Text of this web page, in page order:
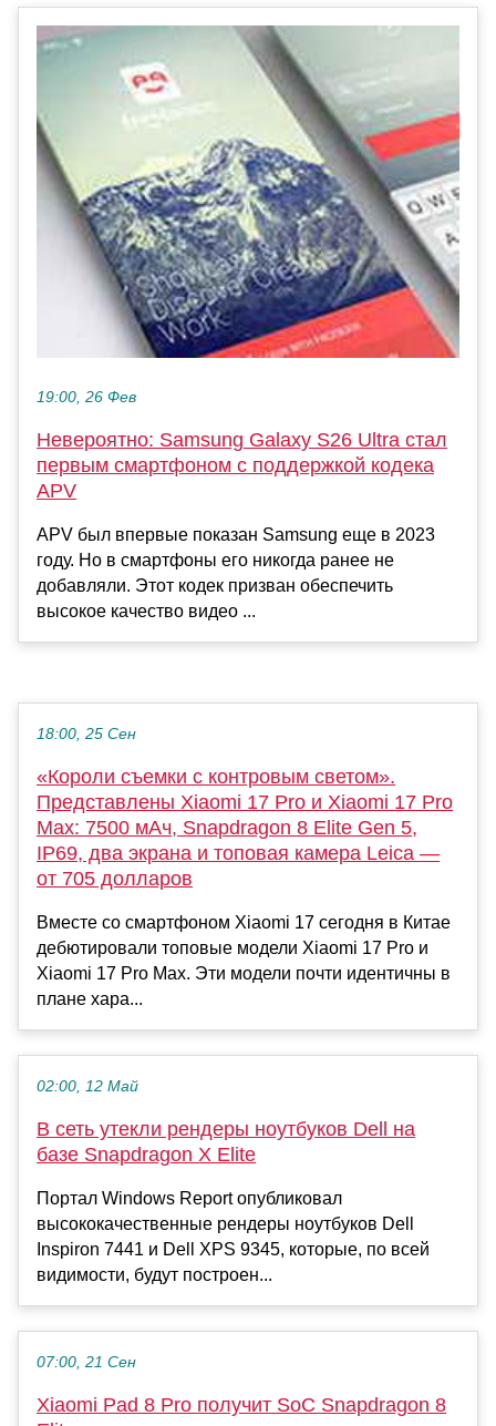
19:00, 26 Фев
Невероятно: Samsung Galaxy S26 Ultra стал
первым смартфоном с поддержкой кодека
APV
APV был впервые показан Samsung еще в 2023
году. Но в смартфоны его никогда ранее не
добавляли. Этот кодек призван обеспечить
высокое качество видео ...
18:00, 25 Сен
«Короли съемки с контровым светом».
Представлены Xiaomi 17 Pro и Xiaomi 17 Pro
Max: 7500 мАч, Snapdragon 8 Elite Gen 5,
IP69, два экрана и топовая камера Leica —
от 705 долларов
Вместе со смартфоном Xiaomi 17 сегодня в Китае
дебютировали топовые модели Xiaomi 17 Pro и
Xiaomi 17 Pro Max. Эти модели почти идентичны в
плане хара...
02:00, 12 Май
В сеть утекли рендеры ноутбуков Dell на
базе Snapdragon X Elite
Портал Windows Report опубликовал
высококачественные рендеры ноутбуков Dell
Inspiron 7441 и Dell XPS 9345, которые, по всей
видимости, будут построен...
07:00, 21 Сен
Xiaomi Pad 8 Pro получит SoC Snapdragon 8